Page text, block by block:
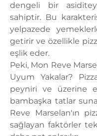
dengeli bir
sahiptir. Bu
yelpazede
getirir ve özellikle
eşlik eder.
Peki, Mon Reve
Uyum Yakalar?
peyniri ve üzerine
bambaşka tatlar
Reve Marselan'ın
sağlayan faktörler